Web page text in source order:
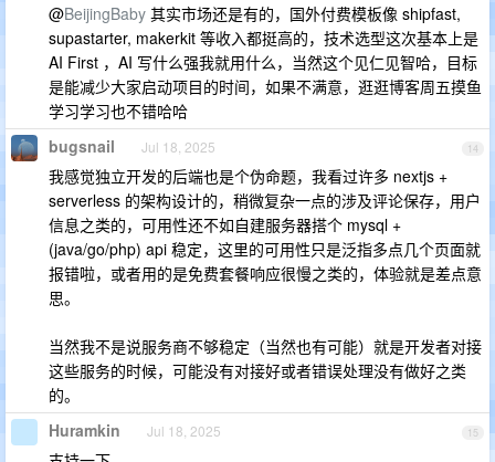
@BeijingBaby 其实市场还是有的，国外付费模板像 shipfast,
supastarter, makerkit 等收入都挺高的，技术选型这次基本上是
AI First ，AI 写什么强我就用什么，当然这个见仁见智哈，目标
是能减少大家启动项目的时间，如果不满意，逛逛博客周五摸鱼
学习学习也不错哈哈
14
bugsnail Jul 18, 2025
我感觉独立开发的后端也是个伪命题，我看过许多 nextjs +
serverless 的架构设计的，稍微复杂一点的涉及评论保存，用户
信息之类的，可用性还不如自建服务器搭个 mysql +
(java/go/php) api 稳定，这里的可用性只是泛指多点几个页面就
报错啦，或者用的是免费套餐响应很慢之类的，体验就是差点意
思。
当然我不是说服务商不够稳定（当然也有可能）就是开发者对接
这些服务的时候，可能没有对接好或者错误处理没有做好之类
的。
15
Huramkin Jul 18, 2025